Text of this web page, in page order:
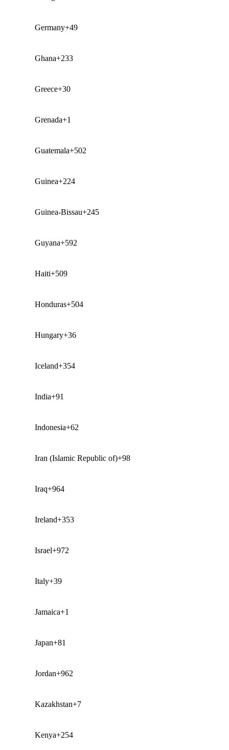
Germany+49
Ghana+233
Greece+30
Grenada+1
Guatemala+502
Guinea+224
Guinea-Bissau+245
Guyana+592
Haiti+509
Honduras+504
Hungary+36
Iceland+354
India+91
Indonesia+62
Iran (Islamic Republic of)+98
Iraq+964
Ireland+353
Israel+972
Italy+39
Jamaica+1
Japan+81
Jordan+962
Kazakhstan+7
Kenya+254